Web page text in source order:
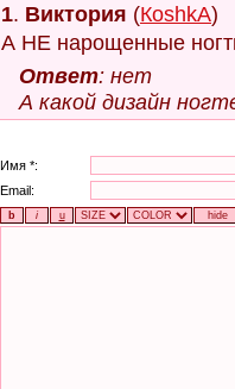
1. Виктория (КoshkA)
А НЕ нарощенные
Ответ: нет
А какой дизайн
Имя *:
Email: